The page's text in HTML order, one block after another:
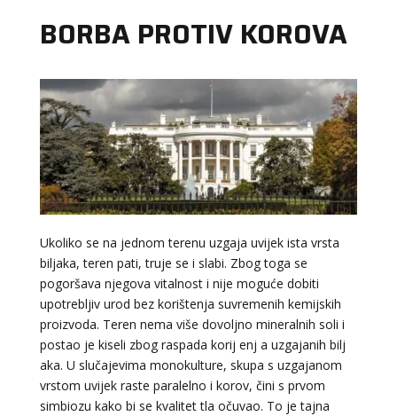
BORBA PROTIV KOROVA
Ukoliko se na jednom terenu uzgaja uvijek ista vrsta
biljaka, teren pati, truje se i slabi. Zbog toga se
pogoršava njegova vitalnost i nije moguće dobiti
upotrebljiv urod bez korištenja suvremenih kemijskih
proizvoda. Teren nema više dovoljno mineralnih soli i
postao je kiseli zbog raspada korij enj a uzgajanih bilj
aka. U slučajevima monokulture, skupa s uzgajanom
vrstom uvijek raste paralelno i korov, čini s prvom
simbiozu kako bi se kvalitet tla očuvao. To je tajna
JANA / Kod 49
Tarot savjetnik je zauzet
TEHNIKE:
tarot
Broj tel: 064/600-600
tel:0,93€ - mob:1,12€ min